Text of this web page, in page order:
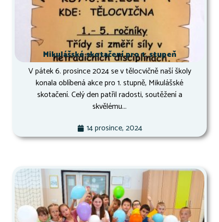
Mikulášské skotačení pro 1. stupeň
V pátek 6. prosince 2024 se v tělocvičně naší školy
konala oblíbená akce pro 1. stupně, Mikulášské
skotačení. Celý den patřil radosti, soutěžení a
skvělému...
14 prosince, 2024